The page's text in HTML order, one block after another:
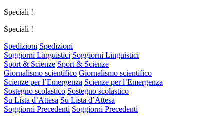
Speciali !
Speciali !
Spedizioni Spedizioni
Soggiorni Linguistici Soggiorni Linguistici
Sport & Scienze Sport & Scienze
Giornalismo scientifico Giornalismo scientifico
Scienze per l’Emergenza Scienze per l’Emergenza
Sostegno scolastico Sostegno scolastico
Su Lista d’Attesa Su Lista d’Attesa
Soggiorni Precedenti Soggiorni Precedenti